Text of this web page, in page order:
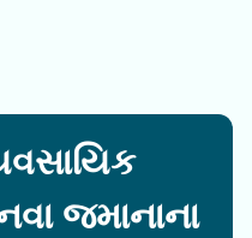
જમાનાના